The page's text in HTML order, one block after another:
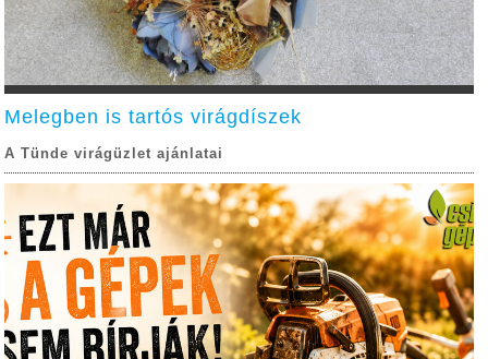
Melegben is tartós virágdíszek
A Tünde virágüzlet ajánlatai